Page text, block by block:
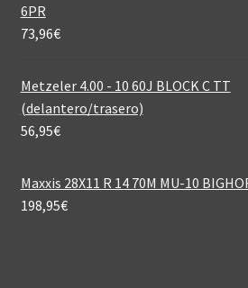
6PR
73,96€
Metzeler 4.00 - 10 60J BLOCK C TT
(delantero/trasero)
56,95€
Maxxis 28X11 R 14 70M MU-10
198,95€